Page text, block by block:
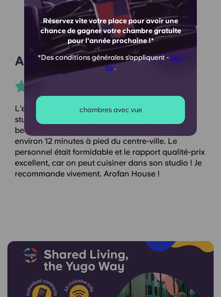
Réservez vite votre place pour avoir une
chance de gagner votre chambre gratuite
pour l'année prochaine !*
*Des conditions générales s'appliquent - voir
ici .
chambres avec vue
Ameze O
L'endroit était vraiment incroyable. J'avais un
studio avec cuisine et salle de bain privative, très
beau et propre. L'emplacement était idéal, à
environ 12 minutes à pied du centre-ville. Le
personnel était formidable et le rapport qualité-prix
excellent, car on peut cuisiner dans son studio ! Je
recommande vivement. Arofan House !